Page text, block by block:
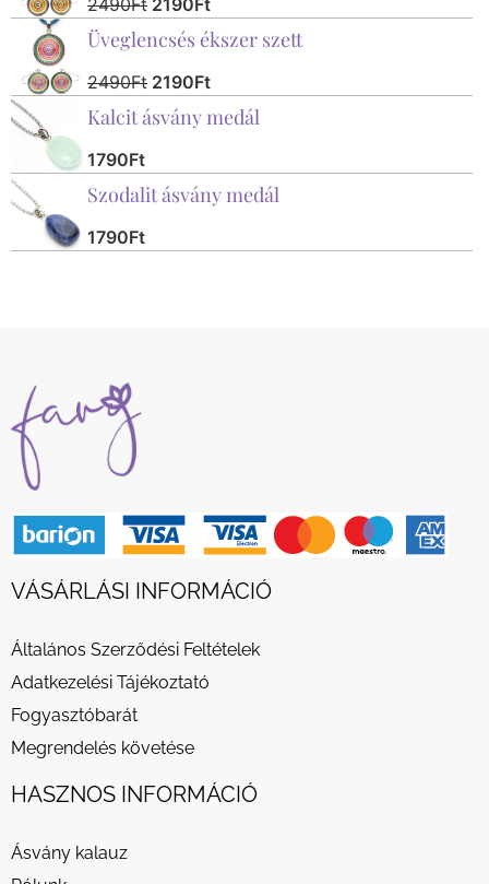
Üveglencsés ékszer szett
2490Ft 2190Ft
Kalcit ásvány medál
1790Ft
Szodalit ásvány medál
1790Ft
VÁSÁRLÁSI INFORMÁCIÓ
Általános Szerződési Feltételek
Adatkezelési Tájékoztató
Fogyasztóbarát
Megrendelés követése
HASZNOS INFORMÁCIÓ
Ásvány kalauz